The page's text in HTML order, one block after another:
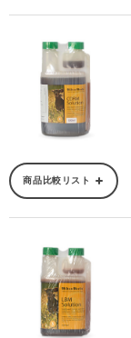
商品比較リスト